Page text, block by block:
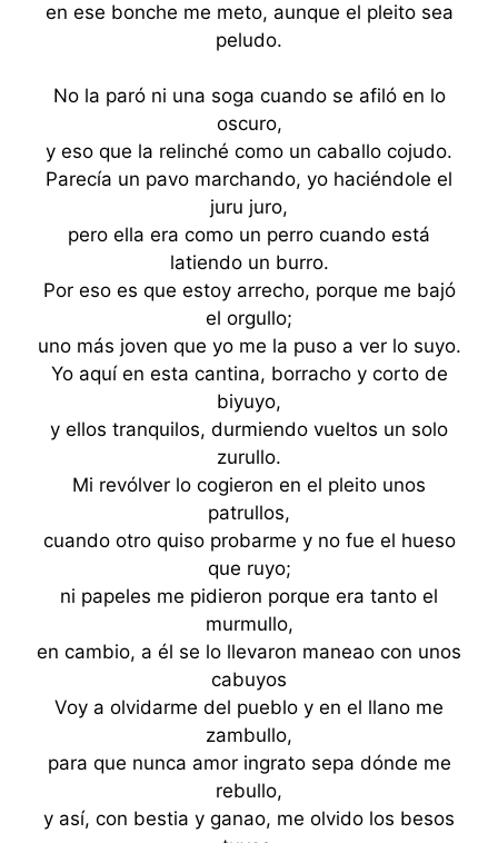
en ese bonche me meto, aunque el pleito sea
peludo.
No la paró ni una soga cuando se afiló en lo
oscuro,
y eso que la relinché como un caballo cojudo.
Parecía un pavo marchando, yo haciéndole el
juru juro,
pero ella era como un perro cuando está
latiendo un burro.
Por eso es que estoy arrecho, porque me bajó
el orgullo;
uno más joven que yo me la puso a ver lo suyo.
Yo aquí en esta cantina, borracho y corto de
biyuyo,
y ellos tranquilos, durmiendo vueltos un solo
zurullo.
Mi revólver lo cogieron en el pleito unos
patrullos,
cuando otro quiso probarme y no fue el hueso
que ruyo;
ni papeles me pidieron porque era tanto el
murmullo,
en cambio, a él se lo llevaron maneao con unos
cabuyos
Voy a olvidarme del pueblo y en el llano me
zambullo,
para que nunca amor ingrato sepa dónde me
rebullo,
y así, con bestia y ganao, me olvido los besos